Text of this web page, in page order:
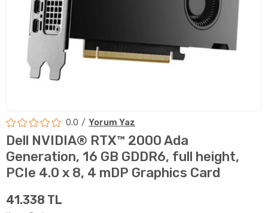
0.0 Yorum Yaz
Dell NVIDIA® RTX™ 2000 Ada
Generation, 16 GB GDDR6, full height,
PCIe 4.0 x 8, 4 mDP Graphics Card
41.338 TL